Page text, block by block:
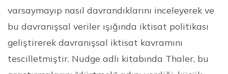
varsaymayıp nasıl davrandıklarını inceleyerek ve
bu davranışsal veriler ışığında iktisat politikası
geliştirerek davranışsal iktisat kavramını
tescilletmiştir. Nudge adlı kitabında Thaler, bu